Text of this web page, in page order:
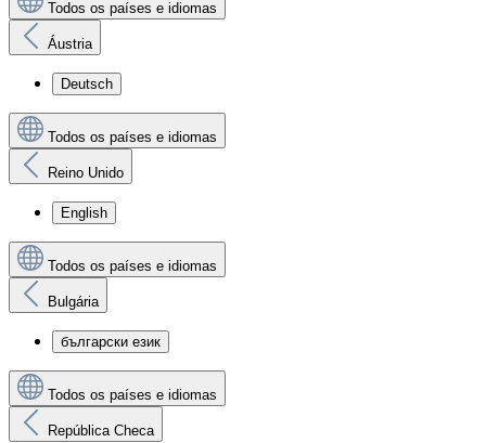
Todos os países e idiomas
Áustria
Deutsch
Todos os países e idiomas
Reino Unido
English
Todos os países e idiomas
Bulgária
български език
Todos os países e idiomas
República Checa